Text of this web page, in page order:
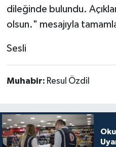
dileğinde bulundu.
olsun." mesajıyla
Sesli
Muhabir: Resul Özdil